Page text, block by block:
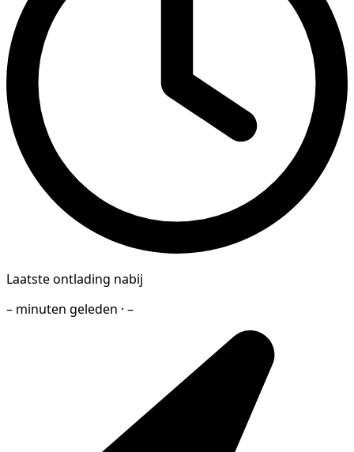
Laatste ontlading nabij
– minuten geleden · –